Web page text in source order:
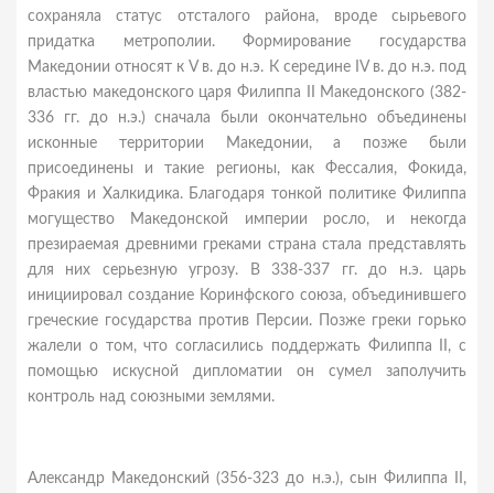
сохраняла статус отсталого района, вроде сырьевого
придатка метрополии. Формирование государства
Македонии относят к V в. до н.э. К середине IV в. до н.э. под
властью македонского царя Филиппа II Македонского (382-
336 гг. до н.э.) сначала были окончательно объединены
исконные территории Македонии, а позже были
присоединены и такие регионы, как Фессалия, Фокида,
Фракия и Халкидика. Благодаря тонкой политике Филиппа
могущество Македонской империи росло, и некогда
презираемая древними греками страна стала представлять
для них серьезную угрозу. В 338-337 гг. до н.э. царь
инициировал создание Коринфского союза, объединившего
греческие государства против Персии. Позже греки горько
жалели о том, что согласились поддержать Филиппа II, с
помощью искусной дипломатии он сумел заполучить
контроль над союзными землями.
Александр Македонский (356-323 до н.э.), сын Филиппа II,